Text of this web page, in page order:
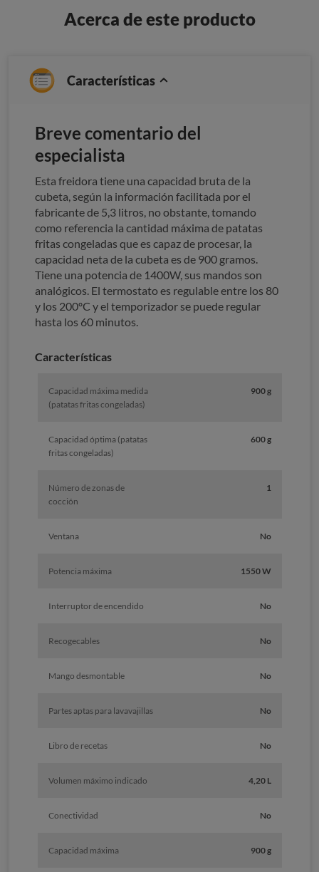
Acerca de este producto
Características
Breve comentario del
especialista
Esta freidora tiene una capacidad bruta de la
cubeta, según la información facilitada por el
fabricante de 5,3 litros, no obstante, tomando
como referencia la cantidad máxima de patatas
fritas congeladas que es capaz de procesar, la
capacidad neta de la cubeta es de 900 gramos.
Tiene una potencia de 1400W, sus mandos son
analógicos. El termostato es regulable entre los 80
y los 200ºC y el temporizador se puede regular
hasta los 60 minutos.
Características
Capacidad máxima medida
(patatas fritas congeladas)
900 g
Capacidad óptima (patatas
fritas congeladas)
600 g
Número de zonas de
cocción
1
Ventana No
Potencia máxima 1550 W
Interruptor de encendido No
Recogecables No
Mango desmontable No
Partes aptas para lavavajillas No
Libro de recetas No
Volumen máximo indicado 4,20 L
Conectividad No
Capacidad máxima 900 g